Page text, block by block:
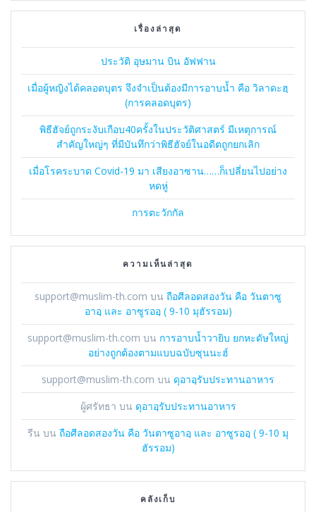
เรื่องล่าสุด
ประวัติ อุษมาน บิน อัฟฟาน
เมื่อผู้หญิงได้คลอดบุตร จึงจำเป็นต้องมีการอาบน้ำ คือ วิลาดะฮฺ
(การคลอดบุตร)
พิธีฮัจย์ถูกระงับเกือบ40ครั้งในประวัติศาสตร์ มีเหตุการณ์
สำคัญใหญ่ๆ ที่มีบันทึกว่าพิธีฮัจย์ในอดีตถูกยกเลิก
เมื่อโรคระบาด Covid-19 มา เสียงอาซาน……ก็เปลี่ยนไปอย่าง
หดหู่
การตะวักกัล
ความเห็นล่าสุด
support@muslim-th.com บน ถือศีลอดสองวัน คือ วันตาซู
อาอฺ และ อาซูรออฺ ( 9-10 มุฮัรรอม)
support@muslim-th.com บน การอาบน้ำวายิบ ยกหะดัษใหญ่
อย่างถูกต้องตามแบบฉบับซุนนะฮ์
support@muslim-th.com บน ดุอาอฺรับประทานอาหาร
ผู้ศรัทธา บน ดุอาอฺรับประทานอาหาร
รีน บน ถือศีลอดสองวัน คือ วันตาซูอาอฺ และ อาซูรออฺ ( 9-10 มุ
ฮัรรอม)
คลังเก็บ